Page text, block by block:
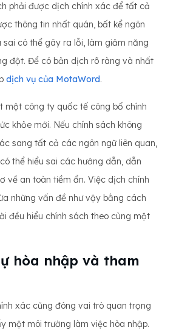
phải được dịch chính xác để tất cả
thông tin nhất quán, bất kể ngôn
sai có thể gây ra lỗi, làm giảm năng
đột. Để có bản dịch rõ ràng và nhất
dịch vụ của MotaWord.
một công ty quốc tế công bố chính
khỏe mới. Nếu chính sách không
sang tất cả các ngôn ngữ liên quan,
thể hiểu sai các hướng dẫn, dẫn
về an toàn tiềm ẩn. Việc dịch chính
những vấn đề như vậy bằng cách
đều hiểu chính sách theo cùng một
hòa nhập và tham
xác cũng đóng vai trò quan trọng
một môi trường làm việc hòa nhập.